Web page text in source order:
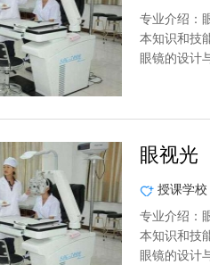
专业介绍：
本知识和技
眼镜的设计
眼视光
授课学校
专业介绍：
本知识和技
眼镜的设计